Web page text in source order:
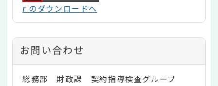
r のダウンロードへ
お問い合わせ
総務部 財政課 契約指導検査グループ